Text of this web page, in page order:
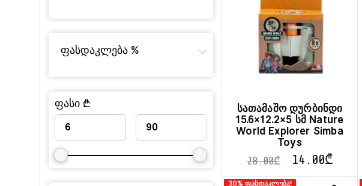
ფასდაკლება %
ფასი ₾ სათამაშო დურბინდი
15.6×12.2×5 სმ Nature
World Explorer Simba
Toys
28.00₾ 14.00₾